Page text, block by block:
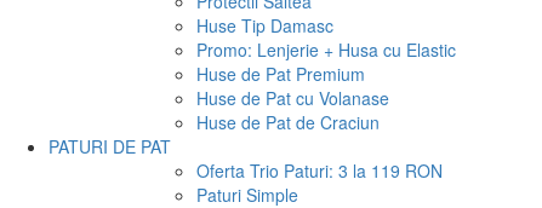
Huse Tip Damasc
Promo: Lenjerie + Husa cu Elastic
Huse de Pat Premium
Huse de Pat cu Volanase
Huse de Pat de Craciun
PATURI DE PAT
Oferta Trio Paturi: 3 la 119 RON
Paturi Simple